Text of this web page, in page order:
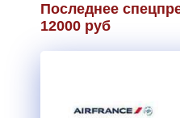
Последнее
12000 руб